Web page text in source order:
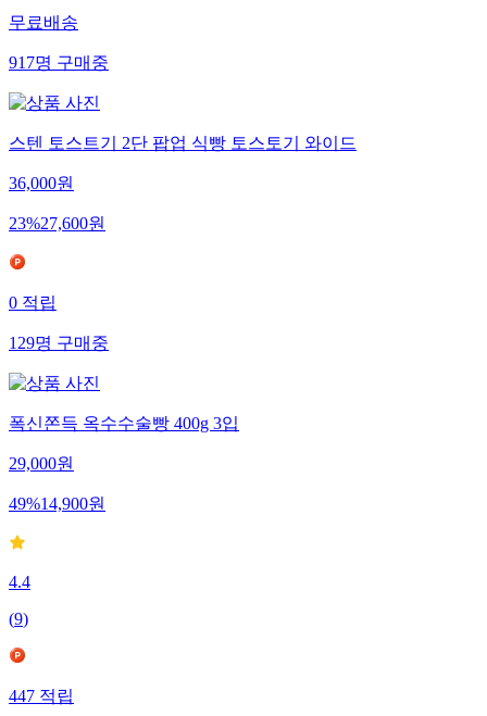
무료배송
917명구매중
스텐 토스트기 2단 팝업 식빵 토스토기 와이드
36,000원
23%27,600원
0적립
129명구매중
폭신쫀득 옥수수술빵 400g 3입
29,000원
49%14,900원
4.4
(9)
447적립